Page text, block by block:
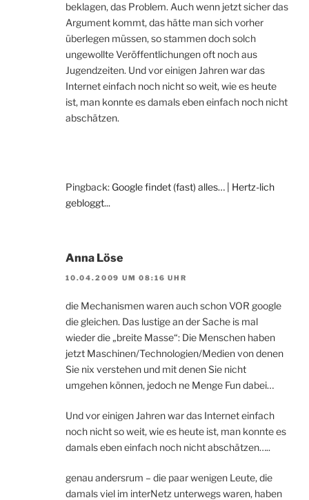
beklagen, das Problem. Auch wenn jetzt sicher das
Argument kommt, das hätte man sich vorher
überlegen müssen, so stammen doch solch
ungewollte Veröffentlichungen oft noch aus
Jugendzeiten. Und vor einigen Jahren war das
Internet einfach noch nicht so weit, wie es heute
ist, man konnte es damals eben einfach noch nicht
abschätzen.
Pingback: Google findet (fast) alles… | Hertz-lich
gebloggt...
Anna Löse
10.04.2009 UM 08:16 UHR
die Mechanismen waren auch schon VOR google
die gleichen. Das lustige an der Sache is mal
wieder die „breite Masse“: Die Menschen haben
jetzt Maschinen/Technologien/Medien von denen
Sie nix verstehen und mit denen Sie nicht
umgehen können, jedoch ne Menge Fun dabei…
Und vor einigen Jahren war das Internet einfach
noch nicht so weit, wie es heute ist, man konnte es
damals eben einfach noch nicht abschätzen…..
genau andersrum – die paar wenigen Leute, die
damals viel im interNetz unterwegs waren, haben